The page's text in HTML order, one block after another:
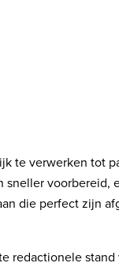
verwerken tot
die perfect zijn
redactionele